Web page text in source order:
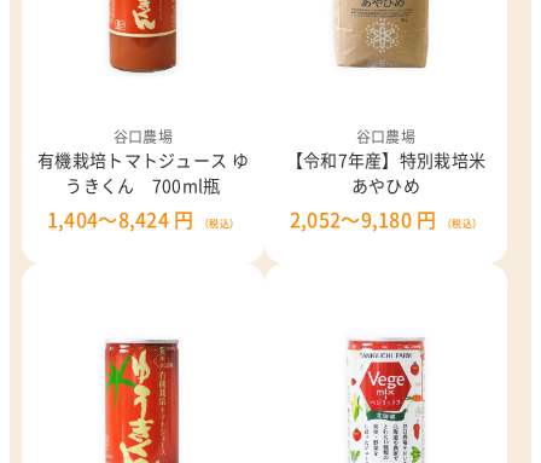
谷口農場
有機栽培トマトジュース ゆ
うきくん 700ml瓶
1,404～8,424 円 （税込）
谷口農場
【令和7年産】特別栽培米
あやひめ
2,052～9,180 円 （税込）